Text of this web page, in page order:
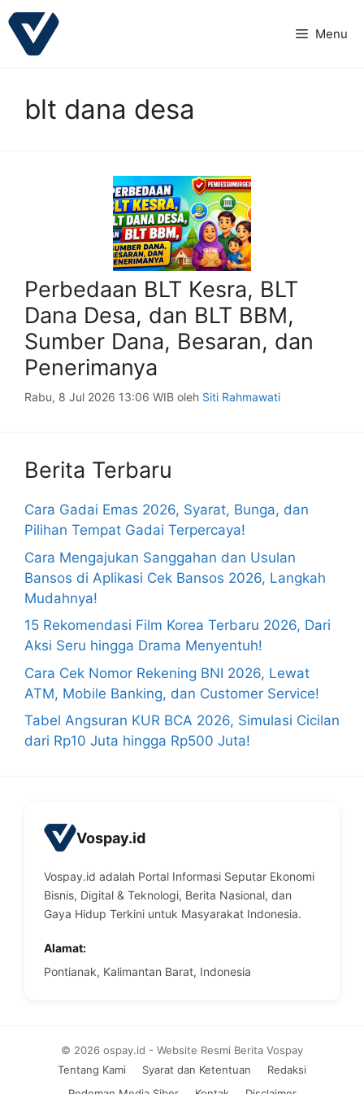
Langsung
ke
Menu
blt dana desa
Perbedaan BLT Kesra, BLT
Dana Desa, dan BLT BBM,
Sumber Dana, Besaran, dan
Penerimanya
Rabu, 8 Jul 2026 13:06 WIB oleh Siti Rahmawati
Berita Terbaru
Cara Gadai Emas 2026, Syarat, Bunga, dan
Pilihan Tempat Gadai Terpercaya!
Cara Mengajukan Sanggahan dan Usulan
Bansos di Aplikasi Cek Bansos 2026, Langkah
Mudahnya!
15 Rekomendasi Film Korea Terbaru 2026, Dari
Aksi Seru hingga Drama Menyentuh!
Cara Cek Nomor Rekening BNI 2026, Lewat
ATM, Mobile Banking, dan Customer Service!
Tabel Angsuran KUR BCA 2026, Simulasi Cicilan
dari Rp10 Juta hingga Rp500 Juta!
Vospay.id
Vospay.id adalah Portal Informasi Seputar Ekonomi
Bisnis, Digital & Teknologi, Berita Nasional, dan
Gaya Hidup Terkini untuk Masyarakat Indonesia.
Alamat:
Pontianak, Kalimantan Barat, Indonesia
Tentang Kami Syarat dan Ketentuan
Redaksi
© 2026 ospay.id - Website Resmi Berita Vospay